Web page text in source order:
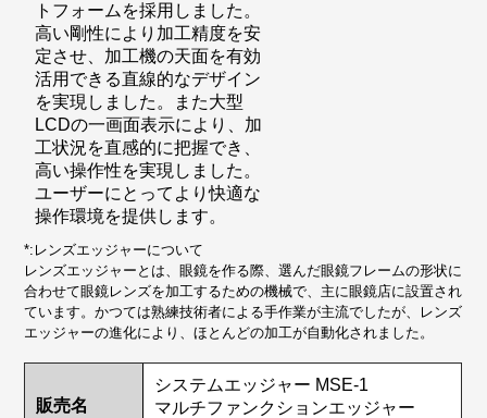
トフォームを採用しました。
高い剛性により加工精度を安
定させ、加工機の天面を有効
活用できる直線的なデザイン
を実現しました。また大型
LCDの一画面表示により、加
工状況を直感的に把握でき、
高い操作性を実現しました。
ユーザーにとってより快適な
操作環境を提供します。
*:レンズエッジャーについて
レンズエッジャーとは、眼鏡を作る際、選んだ眼鏡フレームの形状に
合わせて眼鏡レンズを加工するための機械で、主に眼鏡店に設置され
ています。かつては熟練技術者による手作業が主流でしたが、レンズ
エッジャーの進化により、ほとんどの加工が自動化されました。
販売名
システムエッジャー MSE-1
マルチファンクションエッジャー